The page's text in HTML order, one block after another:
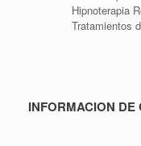
Hipnoterapia
Tratamientos
INFORMACION DE